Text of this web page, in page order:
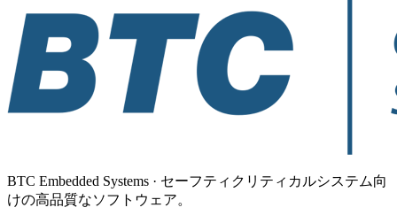
BTC Embedded Systems · セーフティクリティカルシステム向
けの高品質なソフトウェア。